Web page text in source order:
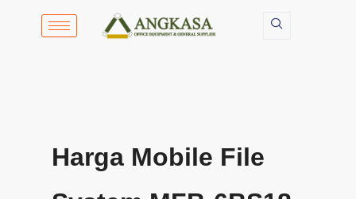
Harga Mobile File